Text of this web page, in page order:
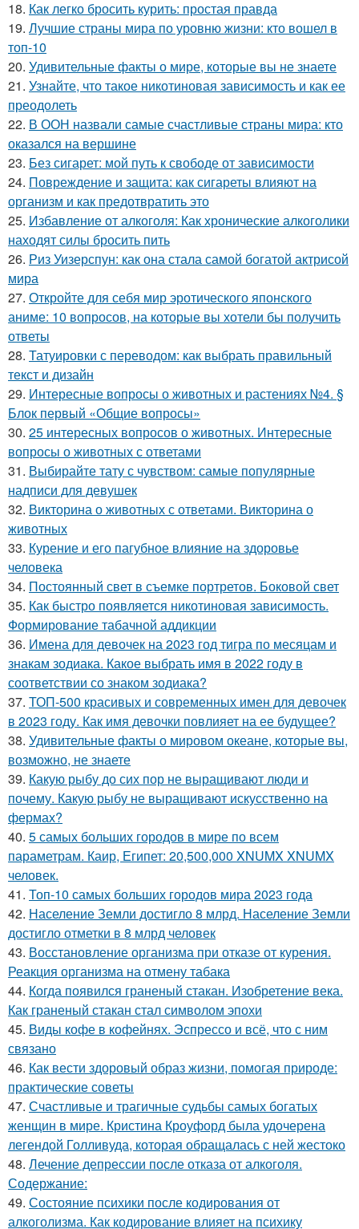
18. Как легко бросить курить: простая правда
19. Лучшие страны мира по уровню жизни: кто вошел в
топ-10
20. Удивительные факты о мире, которые вы не знаете
21. Узнайте, что такое никотиновая зависимость и как ее
преодолеть
22. В ООН назвали самые счастливые страны мира: кто
оказался на вершине
23. Без сигарет: мой путь к свободе от зависимости
24. Повреждение и защита: как сигареты влияют на
организм и как предотвратить это
25. Избавление от алкоголя: Как хронические алкоголики
находят силы бросить пить
26. Риз Уизерспун: как она стала самой богатой актрисой
мира
27. Откройте для себя мир эротического японского
аниме: 10 вопросов, на которые вы хотели бы получить
ответы
28. Татуировки с переводом: как выбрать правильный
текст и дизайн
29. Интересные вопросы о животных и растениях №4. §
Блок первый «Общие вопросы»
30. 25 интересных вопросов о животных. Интересные
вопросы о животных с ответами
31. Выбирайте тату с чувством: самые популярные
надписи для девушек
32. Викторина о животных с ответами. Викторина о
животных
33. Курение и его пагубное влияние на здоровье
человека
34. Постоянный свет в съемке портретов. Боковой свет
35. Как быстро появляется никотиновая зависимость.
Формирование табачной аддикции
36. Имена для девочек на 2023 год тигра по месяцам и
знакам зодиака. Какое выбрать имя в 2022 году в
соответствии со знаком зодиака?
37. ТОП-500 красивых и современных имен для девочек
в 2023 году. Как имя девочки повлияет на ее будущее?
38. Удивительные факты о мировом океане, которые вы,
возможно, не знаете
39. Какую рыбу до сих пор не выращивают люди и
почему. Какую рыбу не выращивают искусственно на
фермах?
40. 5 самых больших городов в мире по всем
параметрам. Каир, Египет: 20,500,000 XNUMX XNUMX
человек.
41. Топ-10 самых больших городов мира 2023 года
42. Население Земли достигло 8 млрд. Население Земли
достигло отметки в 8 млрд человек
43. Восстановление организма при отказе от курения.
Реакция организма на отмену табака
44. Когда появился граненый стакан. Изобретение века.
Как граненый стакан стал символом эпохи
45. Виды кофе в кофейнях. Эспрессо и всё, что с ним
связано
46. Как вести здоровый образ жизни, помогая природе:
практические советы
47. Счастливые и трагичные судьбы самых богатых
женщин в мире. Кристина Кроуфорд была удочерена
легендой Голливуда, которая обращалась с ней жестоко
48. Лечение депрессии после отказа от алкоголя.
Содержание:
49. Состояние психики после кодирования от
алкоголизма. Как кодирование влияет на психику